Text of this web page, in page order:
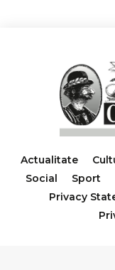
Actualitate
Social
Sport
Privacy